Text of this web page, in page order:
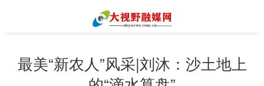
最美“新农人”风采|刘沐：沙土地上